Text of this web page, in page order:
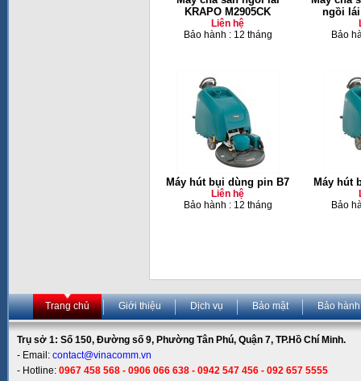
KRAPO M2905CK
Liên hệ
Bảo hành : 12 tháng
ngồi lái
Bảo
Máy hút bụi dùng pin B7
Liên hệ
Bảo hành : 12 tháng
Máy hút
Bảo
Trang chủ Giới thiệu Dịch vụ Bảo mật Bảo hành
Trụ sở 1: Số 150, Đường số 9, Phường Tân Phú, Quận 7, TP.Hồ Chí Minh.
- Email: contact@vinacomm.vn
- Hotline: 0967 458 568 - 0906 066 638 - 0942 547 456 - 092 657 5555